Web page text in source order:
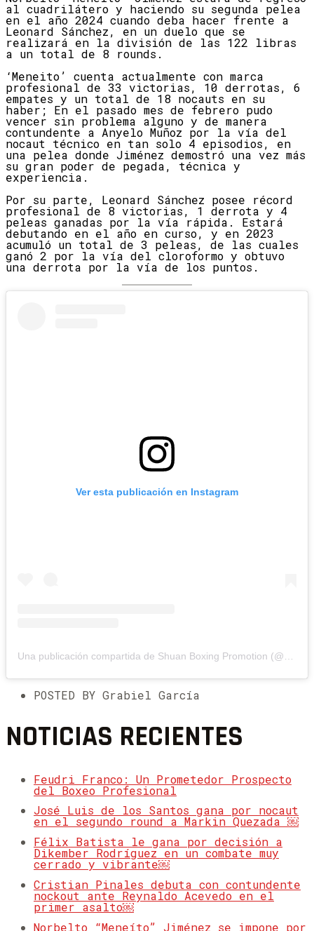
al cuadrilátero y haciendo su segunda pelea
en el año 2024 cuando deba hacer frente a
Leonard Sánchez, en un duelo que se
realizará en la división de las 122 libras
a un total de 8 rounds.
‘Meneito’ cuenta actualmente con marca
profesional de 33 victorias, 10 derrotas, 6
empates y un total de 18 nocauts en su
haber; En el pasado mes de febrero pudo
vencer sin problema alguno y de manera
contundente a Anyelo Muñoz por la vía del
nocaut técnico en tan solo 4 episodios, en
una pelea donde Jiménez demostró una vez más
su gran poder de pegada, técnica y
experiencia.
Por su parte, Leonard Sánchez posee récord
profesional de 8 victorias, 1 derrota y 4
peleas ganadas por la vía rápida. Estará
debutando en el año en curso, y en 2023
acumuló un total de 3 peleas, de las cuales
ganó 2 por la vía del cloroformo y obtuvo
una derrota por la vía de los puntos.
Ver esta publicación en Instagram
Una publicación compartida de Shuan Boxing Promotion (@shuanboxing)
POSTED BY Grabiel García
NOTICIAS RECIENTES
Feudri Franco: Un Prometedor Prospecto
del Boxeo Profesional
José Luis de los Santos gana por nocaut
en el segundo round a Markin Quezada ￼
Félix Batista le gana por decisión a
Dikember Rodríguez en un combate muy
cerrado y vibrante￼
Cristian Pinales debuta con contundente
nockout ante Reynaldo Acevedo en el
primer asalto￼
Norbelto “Meneíto” Jiménez se impone por